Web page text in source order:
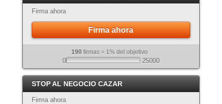
Firma ahora
Firma ahora
190 firmas = 1% del objetivo
0 25000
STOP AL NEGOCIO CAZAR
Firma ahora